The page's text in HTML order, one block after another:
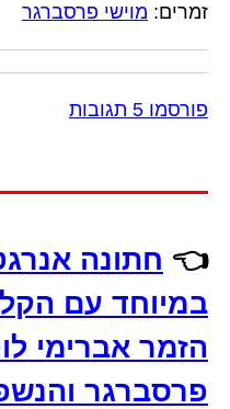
זמרים: מוישי פרסברגר
פורסמו 5 תגובות
👈 חתונה
במיוחד עם
הזמר אברימי
פרסברגר